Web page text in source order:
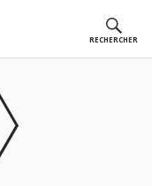
RECHERCHER